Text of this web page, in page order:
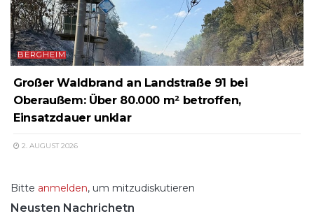
BERGHEIM
Großer Waldbrand an Landstraße 91 bei
Oberaußem: Über 80.000 m² betroffen,
Einsatzdauer unklar
2. AUGUST 2026
Bitte anmelden, um mitzudiskutieren
Neusten Nachrichetn